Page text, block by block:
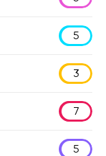
5
3
7
5